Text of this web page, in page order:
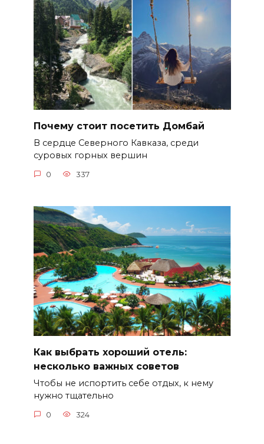
Почему стоит посетить Домбай
В сердце Северного Кавказа, среди
суровых горных вершин
0 337
Как выбрать хороший отель:
несколько важных советов
Чтобы не испортить себе отдых, к нему
нужно тщательно
0 324